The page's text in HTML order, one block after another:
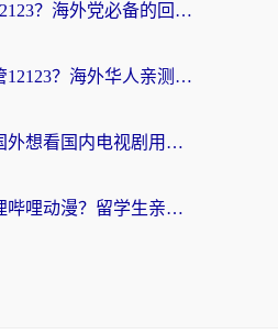
在国外如何登录12123？海外党必备的回国加速实用指南
国外登录不了交管12123？海外华人亲测有效的回国加速器选择指南
海外党必看：在国外想看国内电视剧用什么软件？3步解决地域限制
怎么在海外看哔哩哔哩动漫？留学生亲测有效的回国加速方案